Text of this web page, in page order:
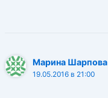
Марина Шарпова
19.05.2016 в 21:00